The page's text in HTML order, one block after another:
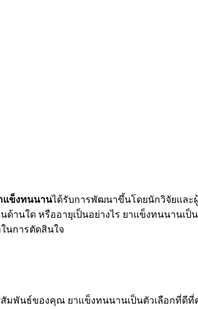
แข็งทนนานได้รับการพัฒนาขึ้นโดยนักวิจัยและ
นใด หรืออายุเป็นอย่างไร ยาแข็งทนนานเ
นการตัดสินใจ
มพันธ์ของคุณ ยาแข็งทนนานเป็นตัวเลือกที่ดี